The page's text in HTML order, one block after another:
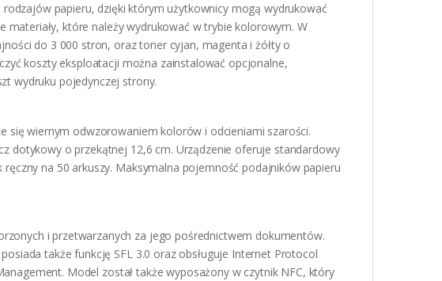
papieru, dzięki którym użytkownicy mogą wydrukować
które należy wydrukować w trybie kolorowym. W
do 3 000 stron, oraz toner cyjan, magenta i żółty o
koszty eksploatacji można zainstalować opcjonalne,
wydruku pojedynczej strony.
się wiernym odwzorowaniem kolorów i odcieniami szarości.
dotykowy o przekątnej 12,6 cm. Urządzenie oferuje standardowy
na 50 arkuszy. Maksymalna pojemność podajników papieru
i przetwarzanych za jego pośrednictwem dokumentów.
także funkcję SFL 3.0 oraz obsługuje Internet Protocol
Model został także wyposażony w czytnik NFC, który